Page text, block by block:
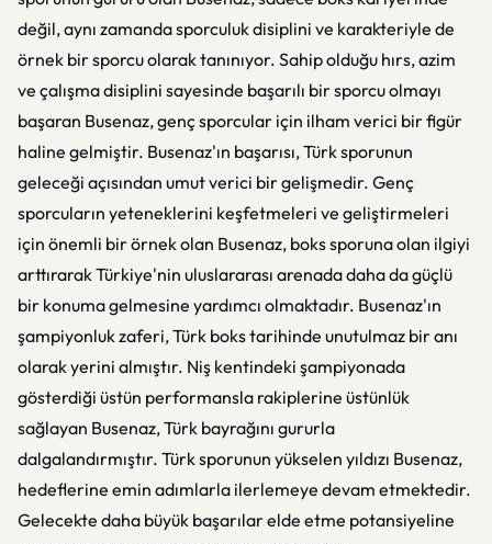
değil, aynı zamanda sporculuk disiplini ve karakteriyle de
örnek bir sporcu olarak tanınıyor. Sahip olduğu hırs, azim
ve çalışma disiplini sayesinde başarılı bir sporcu olmayı
başaran Busenaz, genç sporcular için ilham verici bir figür
haline gelmiştir. Busenaz'ın başarısı, Türk sporunun
geleceği açısından umut verici bir gelişmedir. Genç
sporcuların yeteneklerini keşfetmeleri ve geliştirmeleri
için önemli bir örnek olan Busenaz, boks sporuna olan ilgiyi
arttırarak Türkiye'nin uluslararası arenada daha da güçlü
bir konuma gelmesine yardımcı olmaktadır. Busenaz'ın
şampiyonluk zaferi, Türk boks tarihinde unutulmaz bir anı
olarak yerini almıştır. Niş kentindeki şampiyonada
gösterdiği üstün performansla rakiplerine üstünlük
sağlayan Busenaz, Türk bayrağını gururla
dalgalandırmıştır. Türk sporunun yükselen yıldızı Busenaz,
hedeflerine emin adımlarla ilerlemeye devam etmektedir.
Gelecekte daha büyük başarılar elde etme potansiyeline